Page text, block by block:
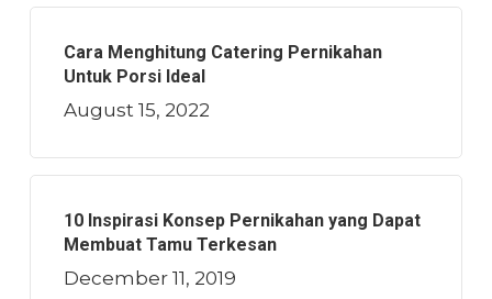
Cara Menghitung Catering Pernikahan
Untuk Porsi Ideal
August 15, 2022
10 Inspirasi Konsep Pernikahan yang Dapat
Membuat Tamu Terkesan
December 11, 2019